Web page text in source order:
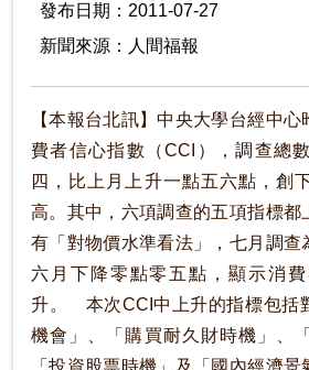
發布日期：2011-07-27
新聞來源：人間福報
【本報台北訊】中央大學台經中
費者信心指數（CCI），調查總
四，比上月上升一點五六點，創
高。其中，六項調查的五項指標都
有「對物價水準看法」，七月調查
六月下降零點零五點，顯示消
升。 本次CCI中上升的指標包括
機會」、「購買耐久財時機」、
「投資股票時機」及「國內經濟景